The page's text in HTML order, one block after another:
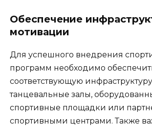
Обеспечение
мотивации
Для успешного внедрения
программ необходимо
соответствующую
танцевальные залы,
спортивные площадки или
спортивными центрами. Также